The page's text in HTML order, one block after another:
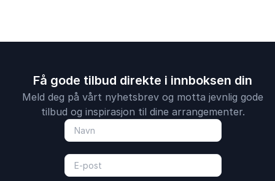
Få gode tilbud direkte i innboksen din
Meld deg på vårt nyhetsbrev og motta jevnlig gode
tilbud og inspirasjon til dine arrangementer.